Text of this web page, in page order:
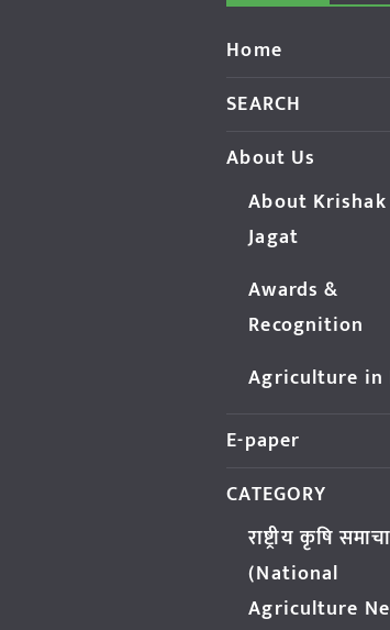
Home
SEARCH
About Us
About Krishak
Jagat
Awards &
Recognition
Agriculture in
E-paper
CATEGORY
राष्ट्रीय कृषि
(National
Agriculture